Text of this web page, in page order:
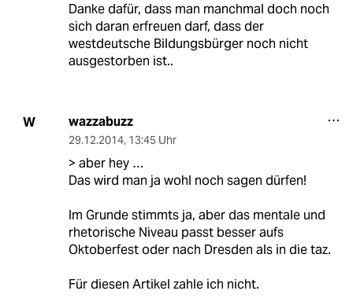
Danke dafür, dass man manchmal doch noch
sich daran erfreuen darf, dass der
westdeutsche Bildungsbürger noch nicht
ausgestorben ist..
W wazzabuzz
29.12.2014, 13:45 Uhr
> aber hey …
Das wird man ja wohl noch sagen dürfen!
Im Grunde stimmts ja, aber das mentale und
rhetorische Niveau passt besser aufs
Oktoberfest oder nach Dresden als in die taz.
Für diesen Artikel zahle ich nicht.